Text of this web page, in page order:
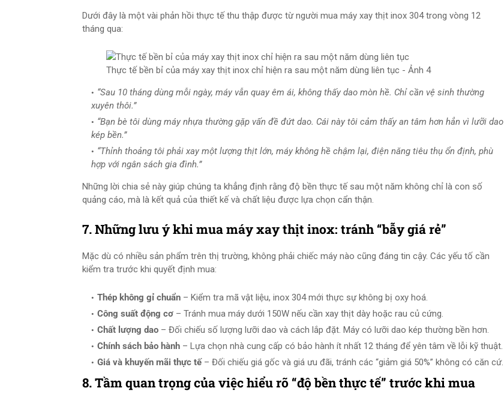
Dưới đây là một vài phản hồi thực tế thu thập được từ người mua máy xay thịt inox 304 trong vòng 12
tháng qua:
Thực tế bền bỉ của máy xay thịt inox chỉ hiện ra sau một năm dùng liên tục - Ảnh 4
“Sau 10 tháng dùng mỗi ngày, máy vẫn quay êm ái, không thấy dao mòn hề. Chỉ cần vệ sinh thường
xuyên thôi.”
“Bạn bè tôi dùng máy nhựa thường gặp vấn đề đứt dao. Cái này tôi cảm thấy an tâm hơn hẳn vì lưỡi dao
kép bền.”
“Thỉnh thoảng tôi phải xay một lượng thịt lớn, máy không hề chậm lại, điện năng tiêu thụ ổn định, phù
hợp với ngân sách gia đình.”
Những lời chia sẻ này giúp chúng ta khẳng định rằng độ bền thực tế sau một năm không chỉ là con số
quảng cáo, mà là kết quả của thiết kế và chất liệu được lựa chọn cẩn thận.
7. Những lưu ý khi mua máy xay thịt inox: tránh “bẫy giá rẻ”
Mặc dù có nhiều sản phẩm trên thị trường, không phải chiếc máy nào cũng đáng tin cậy. Các yếu tố cần
kiểm tra trước khi quyết định mua:
Thép không gỉ chuẩn – Kiểm tra mã vật liệu, inox 304 mới thực sự không bị oxy hoá.
Công suất động cơ – Tránh mua máy dưới 150W nếu cần xay thịt dày hoặc rau củ cứng.
Chất lượng dao – Đối chiếu số lượng lưỡi dao và cách lắp đặt. Máy có lưỡi dao kép thường bền hơn.
Chính sách bảo hành – Lựa chọn nhà cung cấp có bảo hành ít nhất 12 tháng để yên tâm về lỗi kỹ thuật.
Giá và khuyến mãi thực tế– Đối chiếu giá gốc và giá ưu đãi, tránh các “giảm giá 50%” không có căn cứ.
8. Tầm quan trọng của việc hiểu rõ “độ bền thực tế” trước khi mua